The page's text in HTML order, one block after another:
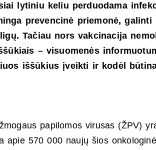
lytiniu keliu perduodama
prevencinė priemonė,
Tačiau nors vakcinacija
– visuomenės
iššūkius įveikti ir kodėl
papilomos virusas (ŽPV)
apie 570 000 naujų šios